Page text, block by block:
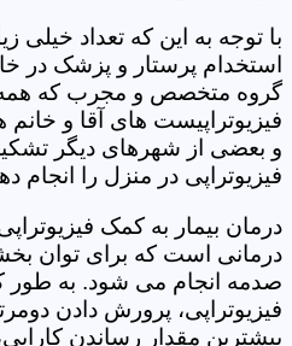
با توجه به این که تعداد خیلی
استخدام پرستار و پزشک در
گروه متخصص و مجرب که همه
فیزیوتراپیست های آقا و
و بعضی از شهرهای دیگر
فیزیوتراپی در منزل را انجام
درمان بیمار به کمک
درمانی است که برای توان
صدمه انجام می شود. به طور
فیزیوتراپی، پرورش دادن
بیشترین مقدار رساندن